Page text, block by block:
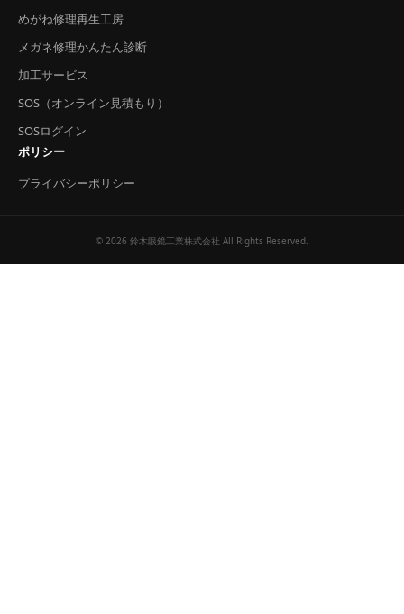
めがね修理再生工房
メガネ修理かんたん診断
加工サービス
SOS（オンライン見積もり）
SOSログイン
ポリシー
プライバシーポリシー
© 2026 鈴木眼鏡工業株式会社 All Rights Reserved.